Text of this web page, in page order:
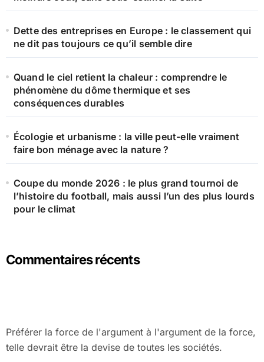
Dette des entreprises en Europe : le classement qui
ne dit pas toujours ce qu’il semble dire
Quand le ciel retient la chaleur : comprendre le
phénomène du dôme thermique et ses
conséquences durables
Écologie et urbanisme : la ville peut-elle vraiment
faire bon ménage avec la nature ?
Coupe du monde 2026 : le plus grand tournoi de
l’histoire du football, mais aussi l’un des plus lourds
pour le climat
Commentaires récents
Préférer la force de l'argument à l'argument de la force,
telle devrait être la devise de toutes les sociétés.